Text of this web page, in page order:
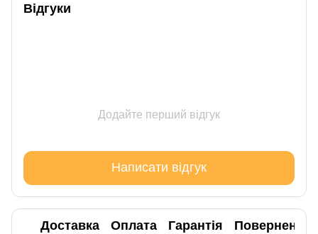
Відгуки
Додайте перший відгук
Написати відгук
Доставка Оплата Гарантія Повернення